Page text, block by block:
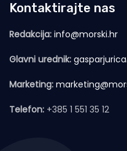
Kontaktirajte nas
Redakcija: info@morski.hr
Glavni urednik:
Marketing:
Telefon: +385 1 551 35 12